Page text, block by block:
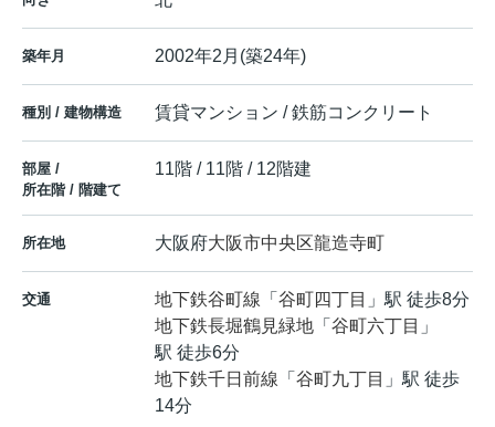
築年月 2002年2月(築24年)
種別 / 建物構造 賃貸マンション / 鉄筋コンクリート
部屋 /
所在階 / 階建て
11階 / 11階 / 12階建
所在地 大阪府大阪市中央区龍造寺町
交通 地下鉄谷町線 「 谷町四丁目 」駅 徒歩8分
地下鉄長堀鶴見緑地 「 谷町六丁目 」
駅 徒歩6分
地下鉄千日前線 「 谷町九丁目 」駅 徒歩
14分